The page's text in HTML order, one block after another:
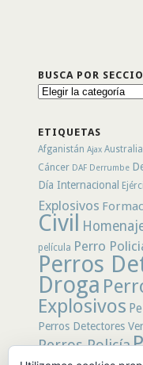
BUSCA POR
Busca
ETIQUETAS
Afganistán Ajax Australia
Cáncer DAF Derrumbe
Día Internacional
Explosivos
Civil
película Perro
Perros
Droga
Explosivos
Perros Detectores
Perros Policía